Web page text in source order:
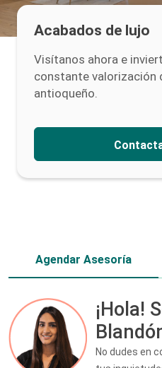
Acabados de lujo
Visítanos ahora e
constante valorización
antioqueño.
Agendar Asesoría
¡Hola!
No dudes en